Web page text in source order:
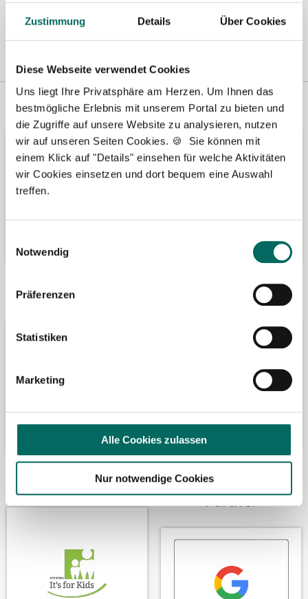
Zustimmung Details Über Cookies
Diese Webseite verwendet Cookies
Uns liegt Ihre Privatsphäre am Herzen. Um Ihnen das
bestmögliche Erlebnis mit unserem Portal zu bieten und
die Zugriffe auf unsere Website zu analysieren, nutzen
wir auf unseren Seiten Cookies. 🍪 Sie können mit
einem Klick auf "Details" einsehen für welche Aktivitäten
wir Cookies einsetzen und dort bequem eine Auswahl
treffen.
Notwendig
Präferenzen
Statistiken
Marketing
Alle Cookies zulassen
Nur notwendige Cookies
Vertreten in Wir fördern
Bäume pflanzen Kooperation mit
Wir fördern
Wir sind Google-
Partner